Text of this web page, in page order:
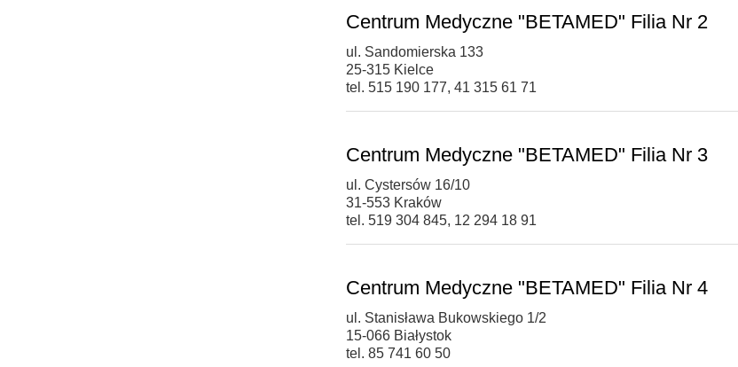
Centrum Medyczne "BETAMED" Filia Nr 2
ul. Sandomierska 133
25-315 Kielce
tel. 515 190 177, 41 315 61 71
Centrum Medyczne "BETAMED" Filia Nr 3
ul. Cystersów 16/10
31-553 Kraków
tel. 519 304 845, 12 294 18 91
Centrum Medyczne "BETAMED" Filia Nr 4
ul. Stanisława Bukowskiego 1/2
15-066 Białystok
tel. 85 741 60 50